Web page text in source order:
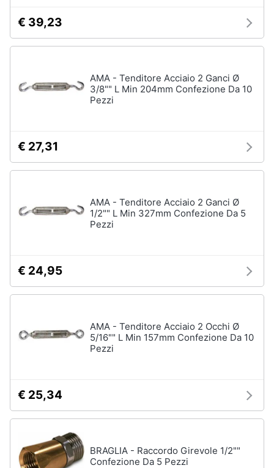
€ 39,23
AMA - Tenditore Acciaio 2 Ganci Ø
3/8"" L Min 204mm Confezione Da 10
Pezzi
€ 27,31
AMA - Tenditore Acciaio 2 Ganci Ø
1/2"" L Min 327mm Confezione Da 5
Pezzi
€ 24,95
AMA - Tenditore Acciaio 2 Occhi Ø
5/16"" L Min 157mm Confezione Da 10
Pezzi
€ 25,34
BRAGLIA - Raccordo Girevole 1/2""
Confezione Da 5 Pezzi